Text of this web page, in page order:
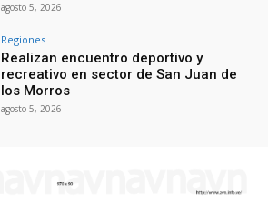
agosto 5, 2026
Regiones
Realizan encuentro deportivo y
recreativo en sector de San Juan de
los Morros
agosto 5, 2026